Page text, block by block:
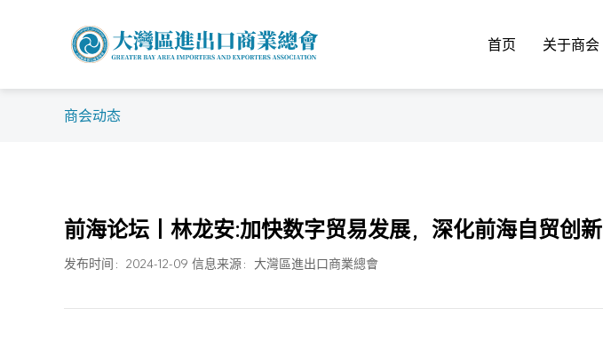
首页 关于商会
商会动态
前海论坛丨林龙安:加快数字贸易发展，深化前海自贸创新
发布时间：2024-12-09 信息来源：大灣區進出口商業總會